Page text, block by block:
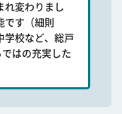
れ変わりまし
です（細則
学校など、総戸
はの充実した